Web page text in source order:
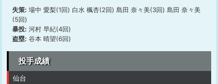
失策: 場中 愛梨(1回) 白水 楓杏(2回) 島田 奈々美(3回) 島田 奈々美
(5回)
暴投: 河村 早紀(4回)
盗塁: 谷本 晴望(6回)
投手成績
仙台